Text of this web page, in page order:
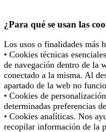
¿Para qué se usan las
Los usos o finalidades más
• Cookies técnicas
de navegación dentro de la
conectado a la misma. Al
apartado de la web no
• Cookies de
determinadas preferencias
• Cookies analíticas. Nos
recopilar información de la